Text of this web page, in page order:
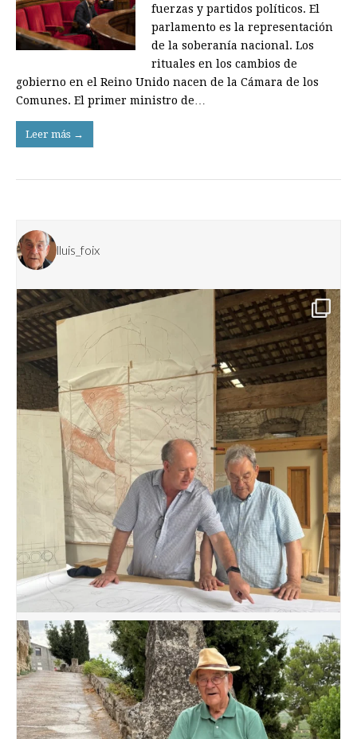
fuerzas y partidos políticos. El
parlamento es la representación
de la soberanía nacional. Los
rituales en los cambios de
gobierno en el Reino Unido nacen de la Cámara de los
Comunes. El primer ministro de…
Leer más →
lluis_foix